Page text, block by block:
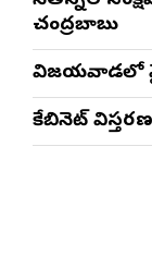
చంద్రబాబు
విజయవాడలో
కేబినెట్